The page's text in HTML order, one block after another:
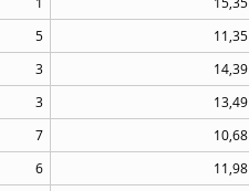
5 11,35
3 14,39
3 13,49
7 10,68
6 11,98